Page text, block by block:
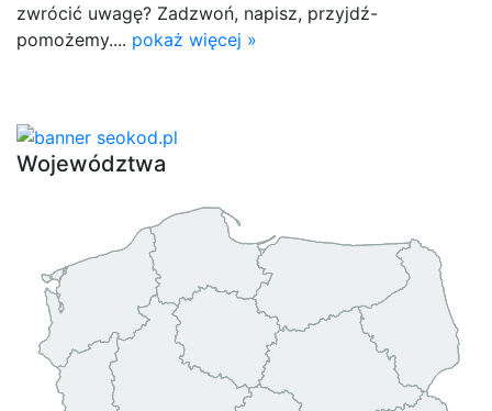
zwrócić uwagę? Zadzwoń, napisz, przyjdź-
pomożemy.... pokaż więcej »
Województwa